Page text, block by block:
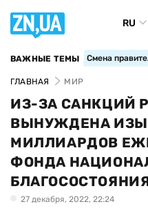
RU
ВАЖНЫЕ ТЕМЫ Смена
ГЛАВНАЯ МИР
ИЗ-ЗА САНКЦИЙ
ВЫНУЖДЕНА
МИЛЛИАРДОВ
ФОНДА
27 декабря, 2022, 22:24